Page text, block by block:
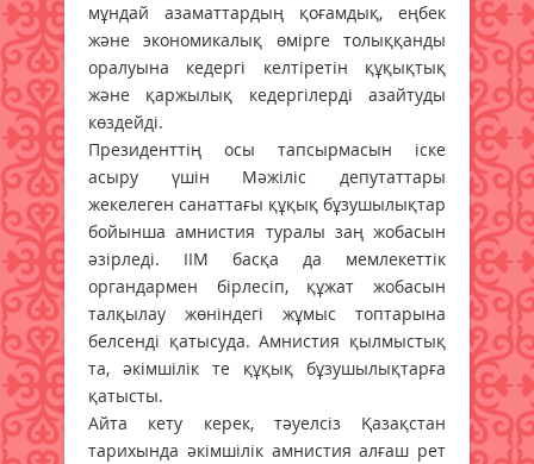
мұндай азаматтардың қоғамдық, еңбек
және экономикалық өмірге толыққанды
оралуына кедергі келтіретін құқықтық
және қаржылық кедергілерді азайтуды
көздейді.
Президенттің осы тапсырмасын іске
асыру үшін Мәжіліс депутаттары
жекелеген санаттағы құқық бұзушылықтар
бойынша амнистия туралы заң жобасын
әзірледі. ІІМ басқа да мемлекеттік
органдармен бірлесіп, құжат жобасын
талқылау жөніндегі жұмыс топтарына
белсенді қатысуда. Амнистия қылмыстық
та, әкімшілік те құқық бұзушылықтарға
қатысты.
Айта кету керек, тәуелсіз Қазақстан
тарихында әкімшілік амнистия алғаш рет